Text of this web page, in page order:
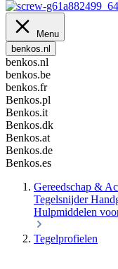
Menu
benkos.nl
benkos.nl
benkos.be
benkos.fr
Benkos.pl
Benkos.it
Benkos.dk
Benkos.at
Benkos.de
Benkos.es
Gereedschap &
Tegelsnijder
Hulpmiddelen
Tegelprofielen